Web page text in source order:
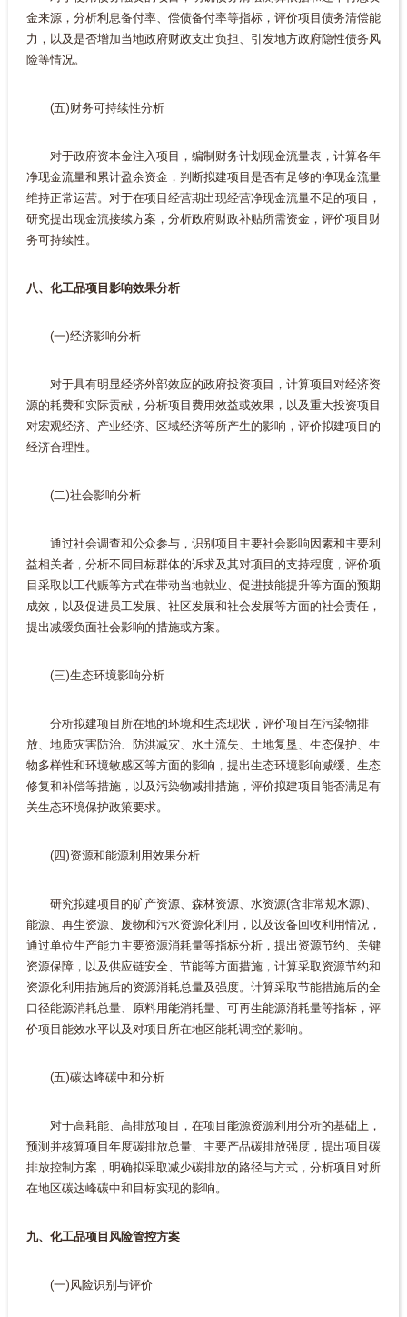
金来源，分析利息备付率、偿债备付率等指标，评价项目债务清偿能
力，以及是否增加当地政府财政支出负担、引发地方政府隐性债务风
险等情况。
(五)财务可持续性分析
对于政府资本金注入项目，编制财务计划现金流量表，计算各年
净现金流量和累计盈余资金，判断拟建项目是否有足够的净现金流量
维持正常运营。对于在项目经营期出现经营净现金流量不足的项目，
研究提出现金流接续方案，分析政府财政补贴所需资金，评价项目财
务可持续性。
八、化工品项目影响效果分析
(一)经济影响分析
对于具有明显经济外部效应的政府投资项目，计算项目对经济资
源的耗费和实际贡献，分析项目费用效益或效果，以及重大投资项目
对宏观经济、产业经济、区域经济等所产生的影响，评价拟建项目的
经济合理性。
(二)社会影响分析
通过社会调查和公众参与，识别项目主要社会影响因素和主要利
益相关者，分析不同目标群体的诉求及其对项目的支持程度，评价项
目采取以工代赈等方式在带动当地就业、促进技能提升等方面的预期
成效，以及促进员工发展、社区发展和社会发展等方面的社会责任，
提出减缓负面社会影响的措施或方案。
(三)生态环境影响分析
分析拟建项目所在地的环境和生态现状，评价项目在污染物排
放、地质灾害防治、防洪减灾、水土流失、土地复垦、生态保护、生
物多样性和环境敏感区等方面的影响，提出生态环境影响减缓、生态
修复和补偿等措施，以及污染物减排措施，评价拟建项目能否满足有
关生态环境保护政策要求。
(四)资源和能源利用效果分析
研究拟建项目的矿产资源、森林资源、水资源(含非常规水源)、
能源、再生资源、废物和污水资源化利用，以及设备回收利用情况，
通过单位生产能力主要资源消耗量等指标分析，提出资源节约、关键
资源保障，以及供应链安全、节能等方面措施，计算采取资源节约和
资源化利用措施后的资源消耗总量及强度。计算采取节能措施后的全
口径能源消耗总量、原料用能消耗量、可再生能源消耗量等指标，评
价项目能效水平以及对项目所在地区能耗调控的影响。
(五)碳达峰碳中和分析
对于高耗能、高排放项目，在项目能源资源利用分析的基础上，
预测并核算项目年度碳排放总量、主要产品碳排放强度，提出项目碳
排放控制方案，明确拟采取减少碳排放的路径与方式，分析项目对所
在地区碳达峰碳中和目标实现的影响。
九、化工品项目风险管控方案
(一)风险识别与评价